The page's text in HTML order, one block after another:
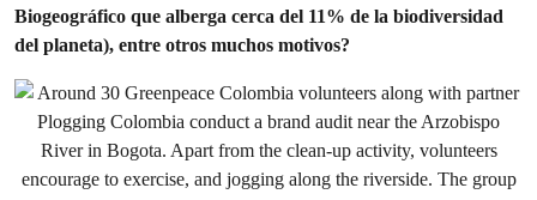
Biogeográfico que alberga cerca del 11% de la biodiversidad
del planeta), entre otros muchos motivos?